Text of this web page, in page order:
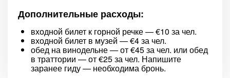
Дополнительные расходы:
входной билет к горной речке — €10 за чел.
входной билет в музей — €4 за чел.
обед на винодельне — от €45 за чел. или обед
в траттории — от €25 за чел. Напишите
заранее гиду — необходима бронь.